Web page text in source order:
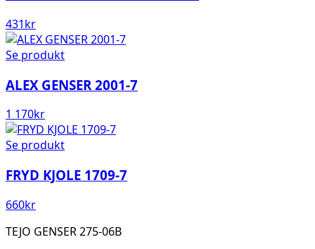
431kr
Se produkt
ALEX GENSER 2001-7
1 170kr
Se produkt
FRYD KJOLE 1709-7
660kr
TEJO GENSER 275-06B